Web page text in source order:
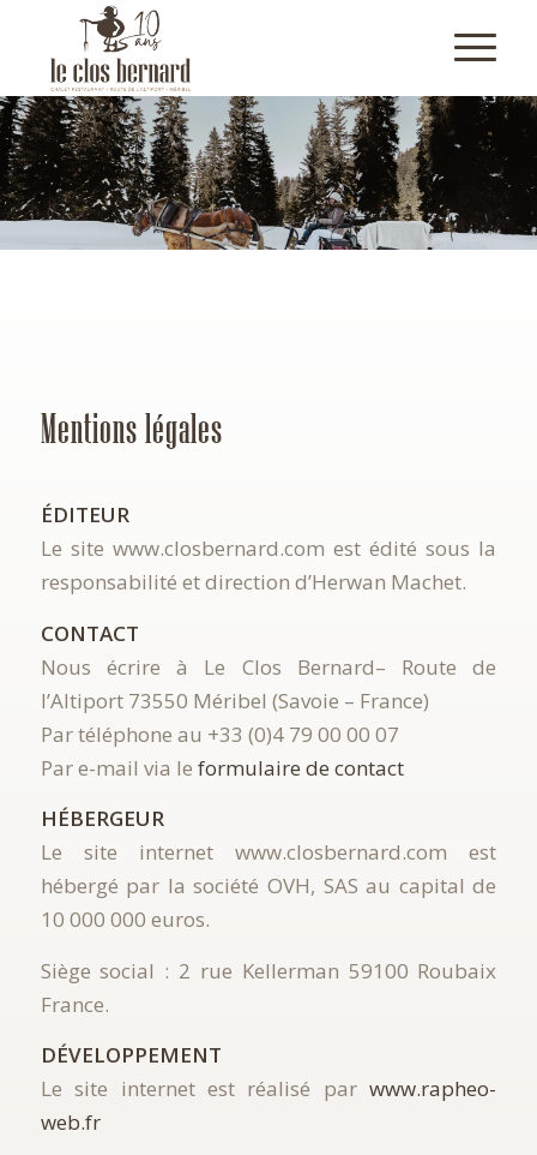
Mentions légales
ÉDITEUR
Le site www.closbernard.com est édité sous la
responsabilité et direction d’Herwan Machet.
CONTACT
Nous écrire à Le Clos Bernard– Route de
l’Altiport 73550 Méribel (Savoie – France)
Par téléphone au +33 (0)4 79 00 00 07
Par e-mail via le formulaire de contact
HÉBERGEUR
Le site internet www.closbernard.com est
hébergé par la société OVH, SAS au capital de
10 000 000 euros.
Siège social : 2 rue Kellerman 59100 Roubaix
France.
DÉVELOPPEMENT
Le site internet est réalisé parwww.rapheo-
web.fr